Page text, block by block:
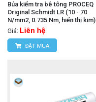
Búa kiểm tra bê tông PROCEQ
Original Schmidt LR (10 - 70
N/mm2, 0.735 Nm, hiển thị kim)
Giá: Liên hệ
ĐẶT MUA